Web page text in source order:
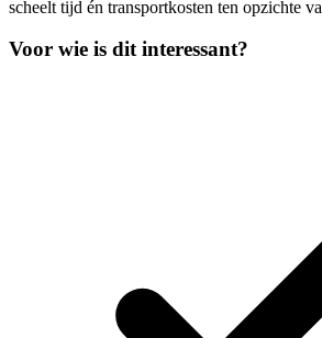
scheelt tijd én transportkosten ten opzichte
Voor wie is dit interessant?